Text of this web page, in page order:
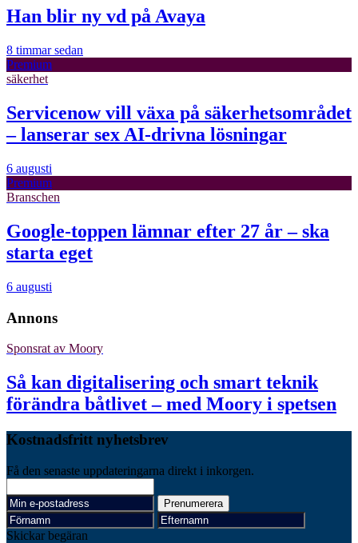
Han blir ny vd på Avaya
8 timmar sedan
Premium
säkerhet
Servicenow vill växa på säkerhetsområdet
– lanserar sex AI-drivna lösningar
6 augusti
Premium
Branschen
Google-toppen lämnar efter 27 år – ska
starta eget
6 augusti
Annons
Sponsrat av Moory
Så kan digitalisering och smart teknik
förändra båtlivet – med Moory i spetsen
Kostnadsfritt nyhetsbrev
Få den senaste uppdateringarna direkt i inkorgen.
Skickar begäran